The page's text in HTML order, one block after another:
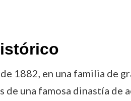
1882, en una familia de
de una famosa dinastía